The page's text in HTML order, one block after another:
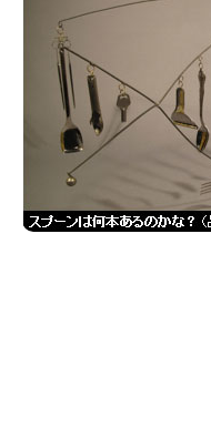
新潟市南区
村上・関川
新発田・
三条・加茂・田上
五
長岡・見附
小千谷・
柏崎・刈羽・出雲崎
カフェ
パン・ベーカリー
タ
旨辛・激辛
定食・町定
日本酒・新潟清酒
ワ
ケーキ・パフェ
ビア
忘新年会・歓送迎会
住宅展示場
ビルボードプレイスBP
リバーサイド千秋
パ
冠婚葬祭
習い事・塾
官公庁・自治体
新潟
上越・妙高・糸魚川 チラシ
火曜セール
オープン
周年祭・感謝祭セール